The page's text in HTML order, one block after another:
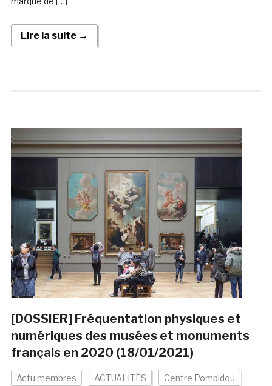
Lire la suite →
[DOSSIER] Fréquentation physiques et
numériques des musées et monuments
français en 2020 (18/01/2021)
Actu membres ACTUALITÉS Centre Pompidou